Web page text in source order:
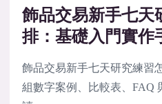
飾品交易新手七天
排：基礎入門實作
飾品交易新手七天研究練習
組數字案例、比較表、FAQ